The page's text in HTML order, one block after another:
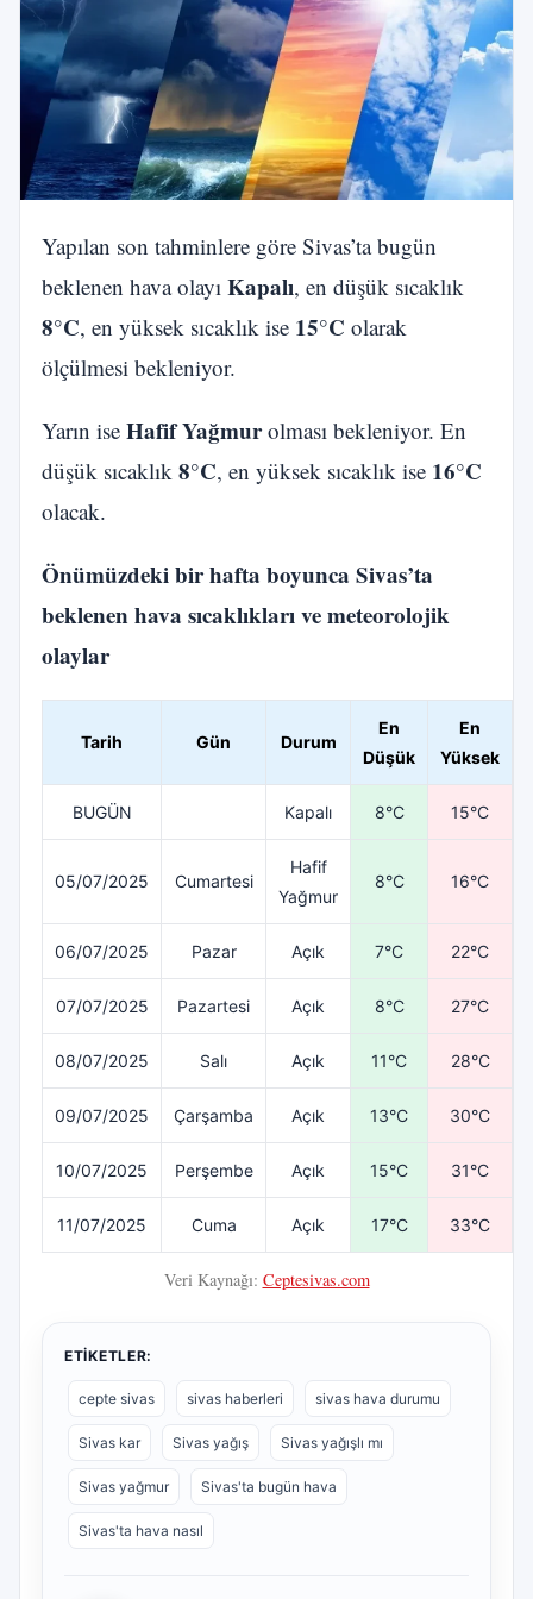
Yapılan son tahminlere göre Sivas’ta bugün
beklenen hava olayı Kapalı, en düşük sıcaklık
8°C, en yüksek sıcaklık ise 15°C olarak
ölçülmesi bekleniyor.
Yarın ise Hafif Yağmurolması bekleniyor. En
düşük sıcaklık 8°C, en yüksek sıcaklık ise 16°C
olacak.
Önümüzdeki bir hafta boyunca Sivas’ta
beklenen hava sıcaklıkları ve meteorolojik
olaylar
Tarih Gün Durum
En
Düşük
En
Yüksek
BUGÜN Kapalı 8°C 15°C
05/07/2025 Cumartesi
Hafif
Yağmur
8°C 16°C
06/07/2025 Pazar Açık 7°C 22°C
07/07/2025 Pazartesi Açık 8°C 27°C
08/07/2025 Salı Açık 11°C 28°C
09/07/2025 Çarşamba Açık 13°C 30°C
10/07/2025 Perşembe Açık 15°C 31°C
11/07/2025 Cuma Açık 17°C 33°C
Veri Kaynağı: Ceptesivas.com
ETIKETLER:
cepte sivas sivas haberleri sivas hava durumu
Sivas kar Sivas yağış Sivas yağışlı mı
Sivas yağmur Sivas'ta bugün hava
Sivas'ta hava nasıl